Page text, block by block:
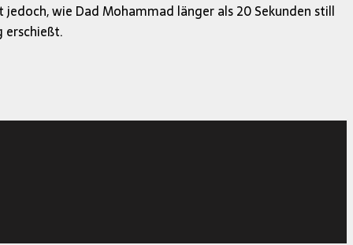
wie Dad Mohammad länger als 20 Sekunden still
erschießt.